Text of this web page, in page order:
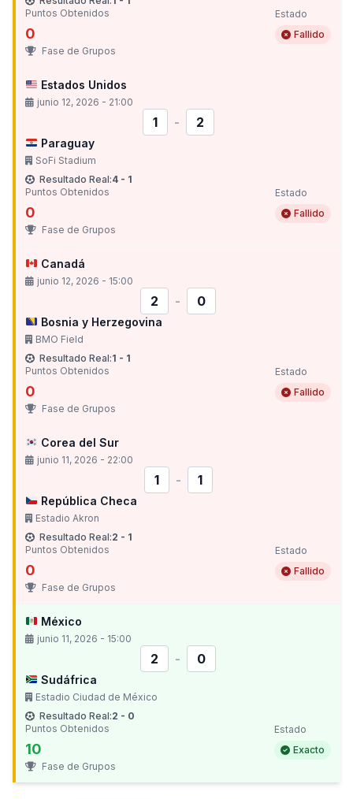
Puntos Obtenidos
0
Estado
Fallido
Fase de Grupos
Estados Unidos
junio 12, 2026 - 21:00
1 - 2
Paraguay
SoFi Stadium
Resultado Real:4 - 1
Puntos Obtenidos
0
Estado
Fallido
Fase de Grupos
Canadá
junio 12, 2026 - 15:00
2 - 0
Bosnia y Herzegovina
BMO Field
Resultado Real:1 - 1
Puntos Obtenidos
0
Estado
Fallido
Fase de Grupos
Corea del Sur
junio 11, 2026 - 22:00
1 - 1
República Checa
Estadio Akron
Resultado Real:2 - 1
Puntos Obtenidos
0
Estado
Fallido
Fase de Grupos
México
junio 11, 2026 - 15:00
2 - 0
Sudáfrica
Estadio Ciudad de México
Resultado Real:2 - 0
Puntos Obtenidos
10
Estado
Exacto
Fase de Grupos